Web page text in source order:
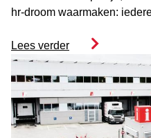
hr-droom waarmaken:
Lees verder